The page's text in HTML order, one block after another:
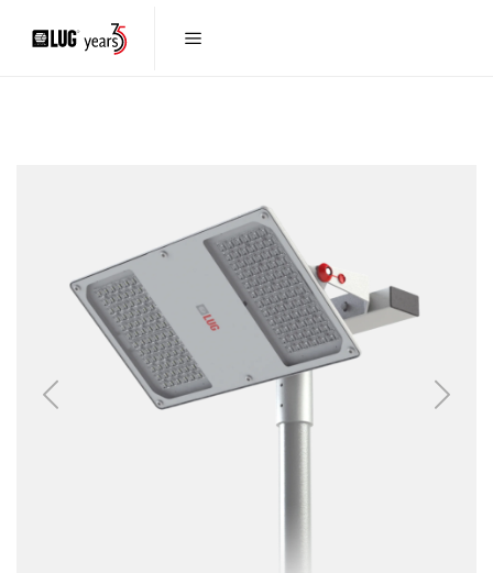
Previous Next